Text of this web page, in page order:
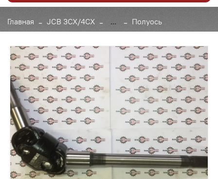
Главная JCB 3CX/4CX ... Полуось